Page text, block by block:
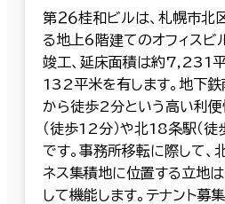
第２６桂和ビルは、札幌市
る地上6階建てのオフィス
竣工、延床面積は約7,231
132平米を有します。地下
から徒歩2分という高い利
（徒歩12分）や北18条駅（
です。事務所移転に際して、
ネス集積地に位置する立地
して機能します。テナント募